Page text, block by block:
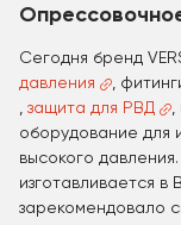
Сегодня бренд
давления
,
, защита для РВД ,
оборудование для
высокого
изготавливается в
зарекомендовало